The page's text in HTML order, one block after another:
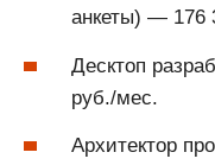
анкеты) — 176
Десктоп
руб./мес.
Архитектор